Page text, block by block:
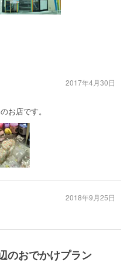
お店です。
2017年4月30日
2018年9月25日
のおでかけプラン